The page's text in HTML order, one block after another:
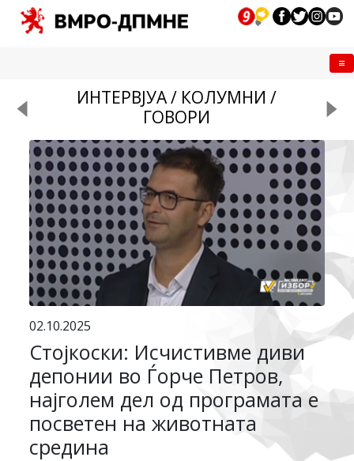
ИНТЕРВЈУА / КОЛУМНИ /
ГОВОРИ
02.10.2025
Стојкоски: Исчистивме диви
депонии во Ѓорче Петров,
најголем дел од програмата е
посветен на животната
средина